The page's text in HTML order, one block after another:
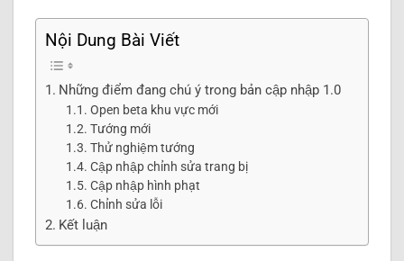
Nội Dung Bài Viết
Những điểm đang chú ý trong bản cập nhập 1.0
Open beta khu vực mới
Tướng mới
Thử nghiệm tướng
Cập nhập chỉnh sửa trang bị
Cập nhập hình phạt
Chỉnh sửa lỗi
Kết luận